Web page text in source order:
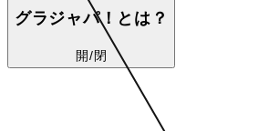
グラジャパ！とは？
開/閉